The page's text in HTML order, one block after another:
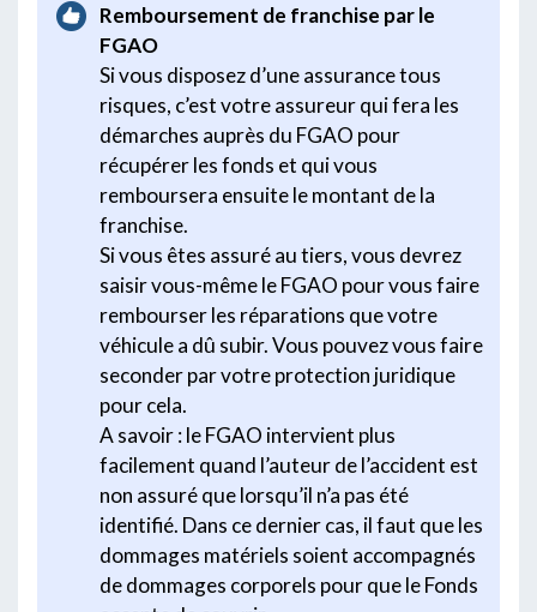
Remboursement de franchise par le
FGAO
Si vous disposez d’une assurance tous
risques, c’est votre assureur qui fera les
démarches auprès du FGAO pour
récupérer les fonds et qui vous
remboursera ensuite le montant de la
franchise.
Si vous êtes assuré au tiers, vous devrez
saisir vous-même le FGAO pour vous faire
rembourser les réparations que votre
véhicule a dû subir. Vous pouvez vous faire
seconder par votre protection juridique
pour cela.
A savoir : le FGAO intervient plus
facilement quand l’auteur de l’accident est
non assuré que lorsqu’il n’a pas été
identifié. Dans ce dernier cas, il faut que les
dommages matériels soient accompagnés
de dommages corporels pour que le Fonds